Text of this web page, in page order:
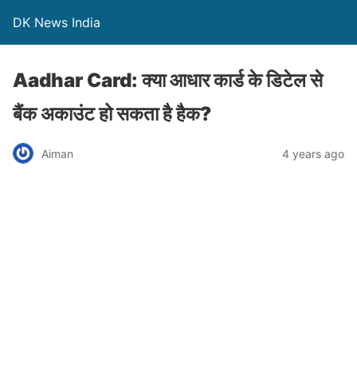
DK News India
Aadhar Card: क्या आधार कार्ड के डिटेल से
बैंक अकाउंट हो सकता है हैक?
Aiman 4 years ago